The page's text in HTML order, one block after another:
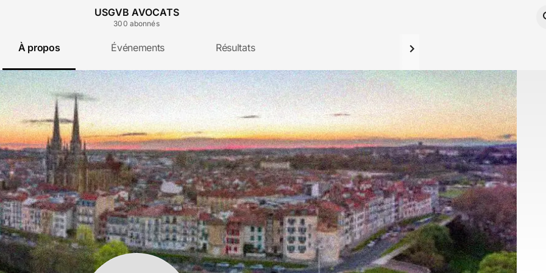
USGVB AVOCATS
300 abonnés
À propos Événements Résultats